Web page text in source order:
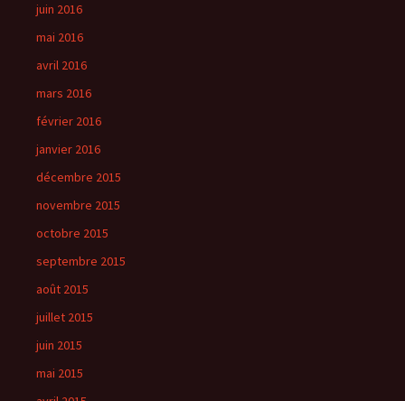
juin 2016
mai 2016
avril 2016
mars 2016
février 2016
janvier 2016
décembre 2015
novembre 2015
octobre 2015
septembre 2015
août 2015
juillet 2015
juin 2015
mai 2015